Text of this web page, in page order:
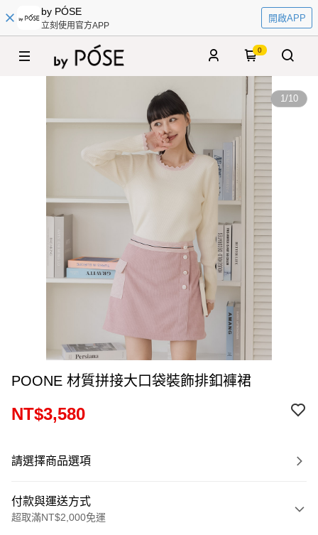
by PÓSE
立刻使用官方APP
開啟APP
0
1/10
POONE 材質拼接大口袋裝飾排釦褲裙
NT$3,580
請選擇商品選項
付款與運送方式
超取滿NT$2,000免運